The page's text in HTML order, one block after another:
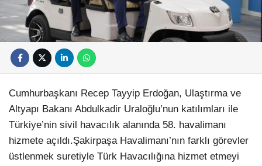
Cumhurbaşkanı Recep Tayyip Erdoğan, Ulaştırma ve
Altyapı Bakanı Abdulkadir Uraloğlu’nun katılımları ile
Türkiye’nin sivil havacılık alanında 58. havalimanı
hizmete açıldı.Şakirpaşa Havalimanı’nın farklı görevler
üstlenmek suretiyle Türk Havacılığına hizmet etmeyi